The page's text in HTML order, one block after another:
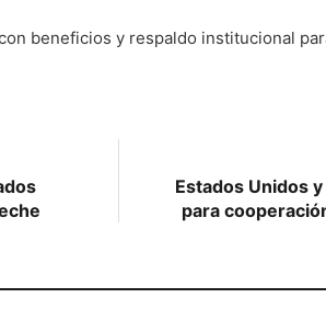
beneficios y respaldo institucional
Estados Unidos
para